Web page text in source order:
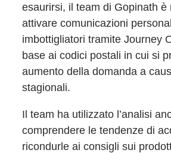
esaurirsi, il team di Gopinath è
attivare comunicazioni
imbottigliatori tramite Journey
base ai codici postali in cui si
aumento della domanda a
stagionali.
Il team ha utilizzato l’analisi
comprendere le tendenze di
ricondurle ai consigli sui